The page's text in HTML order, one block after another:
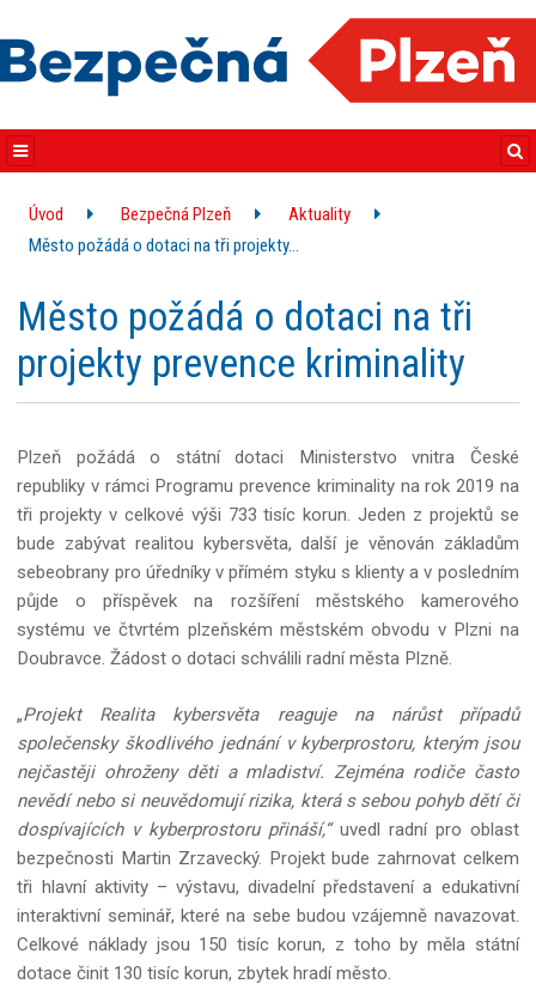
Úvod Bezpečná Plzeň
Aktuality
Město požádá o dotaci na tři projekty…
Město požádá o dotaci na tři
projekty prevence kriminality
Plzeň požádá o státní dotaci Ministerstvo vnitra České
republiky v rámci Programu prevence kriminality na rok 2019 na
tři projekty v celkové výši 733 tisíc korun. Jeden z projektů se
bude zabývat realitou kybersvěta, další je věnován základům
sebeobrany pro úředníky v přímém styku s klienty a v posledním
půjde o příspěvek na rozšíření městského kamerového
systému ve čtvrtém plzeňském městském obvodu v Plzni na
Doubravce. Žádost o dotaci schválili radní města Plzně.
„Projekt Realita kybersvěta reaguje na nárůst případů
společensky škodlivého jednání v kyberprostoru, kterým jsou
nejčastěji ohroženy děti a mladiství. Zejména rodiče často
nevědí nebo si neuvědomují rizika, která s sebou pohyb dětí či
dospívajících v kyberprostoru přináší,“uvedl radní pro oblast
bezpečnosti Martin Zrzavecký. Projekt bude zahrnovat celkem
tři hlavní aktivity – výstavu, divadelní představení a edukativní
interaktivní seminář, které na sebe budou vzájemně navazovat.
Celkové náklady jsou 150 tisíc korun, z toho by měla státní
dotace činit 130 tisíc korun, zbytek hradí město.